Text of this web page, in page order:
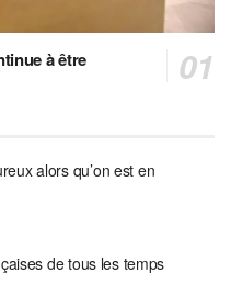
à être
alors qu’on est en
de tous les temps